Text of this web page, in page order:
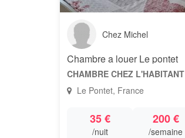
Chez Michel
Chambre a louer Le pontet
CHAMBRE CHEZ L'HABITANT
Le Pontet, France
35 €
/nuit
200 €
/semaine